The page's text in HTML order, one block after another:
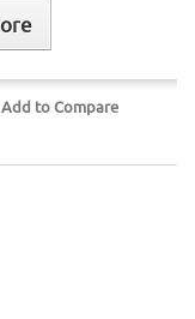
Add to Compare